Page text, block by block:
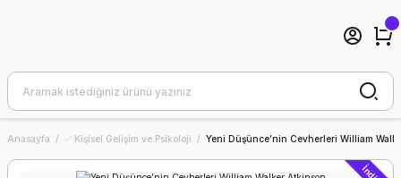
Anasayfa ✅ Kişisel Gelişim ve Psikoloji Yeni Düşünce’nin Cevherleri William